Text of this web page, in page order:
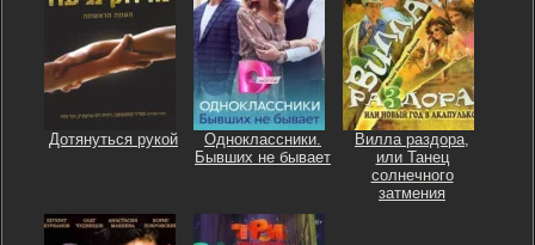
Дотянуться рукой
Одноклассники.
Бывших не бывает
Вилла раздора,
или Танец
солнечного
затмения